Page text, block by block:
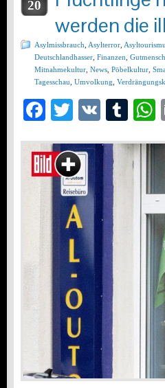
20
werden die
Asylmissbrauch Asylterror
Deutschlandhasser Finanzen
Mitnahmekultur News Pöbelkultur
Tagesschau Umvolkung
Facebook
Twitter
VK